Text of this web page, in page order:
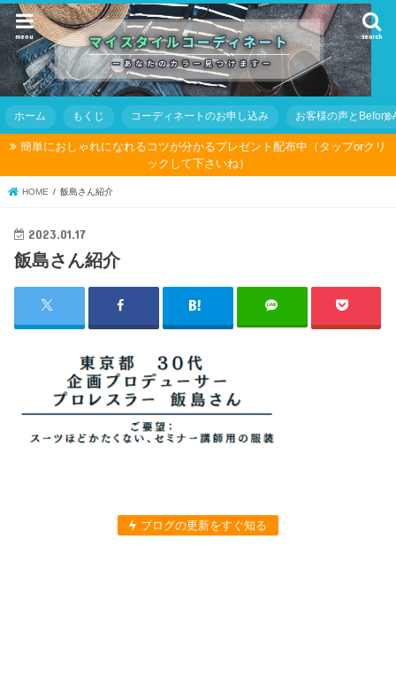
search
menu
ホーム もくじ コーディネートのお申し込み お客様の声とBefore
簡単におしゃれになれるコツが分かるプレゼント配布中（タップorクリ
ックして下さいね）
HOME 飯島さん紹介
2023.01.17
飯島さん紹介
ブログの更新をすぐ知る